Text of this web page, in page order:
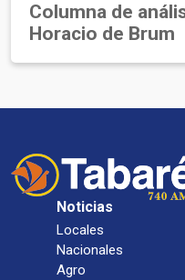
Columna de
Horacio de Brum
Noticias
Locales
Nacionales
Agro